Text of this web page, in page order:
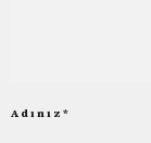
Adınız *